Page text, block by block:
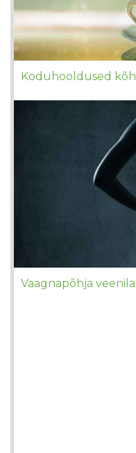
Koduhooldused
Vaagnapõhja